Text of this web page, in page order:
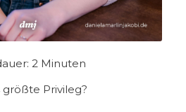
2 Minuten
größte Privileg?